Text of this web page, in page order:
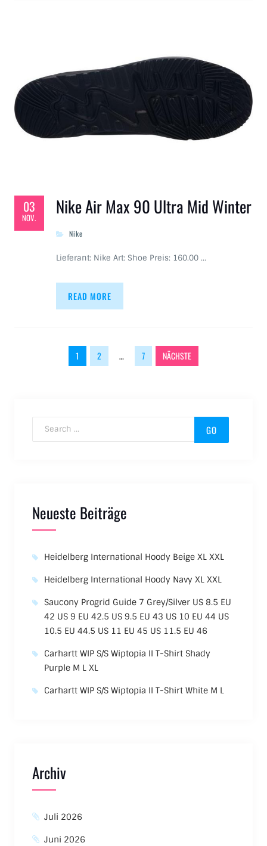
03
NOV. Nike Air Max 90 Ultra Mid Winter
Nike
Lieferant: Nike Art: Shoe Preis: 160.00 …
READ MORE
Beitragsnavigation
1 2 … 7 NÄCHSTE
Neueste Beiträge
Heidelberg International Hoody Beige XL XXL
Heidelberg International Hoody Navy XL XXL
Saucony Progrid Guide 7 Grey/Silver US 8.5 EU
42 US 9 EU 42.5 US 9.5 EU 43 US 10 EU 44 US
10.5 EU 44.5 US 11 EU 45 US 11.5 EU 46
Carhartt WIP S/S Wiptopia II T-Shirt Shady
Purple M L XL
Carhartt WIP S/S Wiptopia II T-Shirt White M L
Archiv
Juli 2026
Juni 2026